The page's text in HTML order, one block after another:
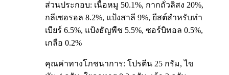
ส่วนประกอบ: เนื้อหมู 50.1%, กากถั่วลิสง 20%,
กลีเซอรอล 8.2%, แป้งสาลี 9%, ยีสต์สำหรับทำ
เบียร์ 6.5%, แป้งธัญพืช 5.5%, ซอร์บิทอล 0.5%,
เกลือ 0.2%
คุณค่าทางโภชนาการ: โปรตีน 25 กรัม, ไข